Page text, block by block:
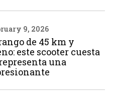
9, 2026
de 45 km y
este scooter cuesta
una